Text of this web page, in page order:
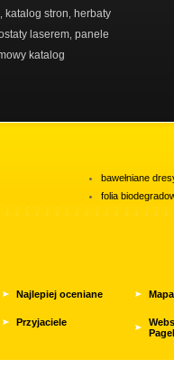
katalog stron
herbaty
laserem panele
katalog
bawełniane
folia
Najlepiej oceniane
Przyjaciele